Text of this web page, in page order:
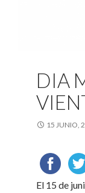
DIA
15 JUNIO,
El 15 de